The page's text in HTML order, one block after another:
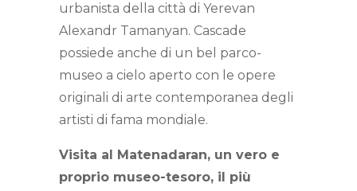
urbanista della città di Yerevan
Alexandr Tamanyan. Cascade
possiede anche di un bel parco-
museo a cielo aperto con le opere
originali di arte contemporanea degli
artisti di fama mondiale.
Visita al Matenadaran, un vero e
proprio museo-tesoro, il più